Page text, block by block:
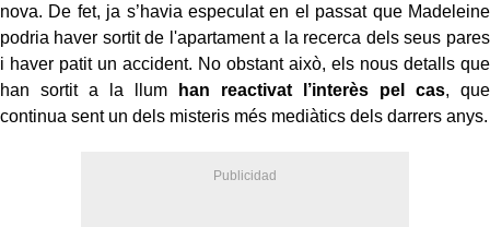
nova. De fet, ja s’havia especulat en el passat que Madeleine
podria haver sortit de l'apartament a la recerca dels seus pares
i haver patit un accident. No obstant això, els nous detalls que
han sortit a la llumhan reactivat l’interès pel cas, que
continua sent un dels misteris més mediàtics dels darrers anys.